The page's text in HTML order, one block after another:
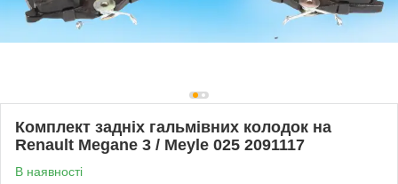
Комплект задніх гальмівних колодок на
Renault Megane 3 / Meyle 025 2091117
В наявності